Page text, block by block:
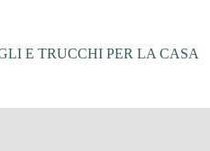
E TRUCCHI PER LA CASA